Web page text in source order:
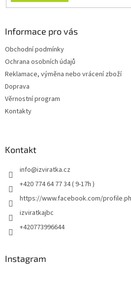
Informace pro vás
Obchodní podmínky
Ochrana osobních údajů
Reklamace, výměna nebo vrácení zboží
Doprava
Věrnostní program
Kontakty
Kontakt
info@izviratka.cz
+420 774 64 77 34 ( 9-17h )
https://www.facebook.com/
izviratkajbc
+420773996644
Instagram